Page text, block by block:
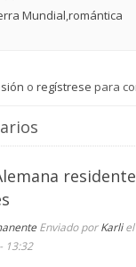
Mundial romántica
o regístrese para
Enviado porKarliel
13:32